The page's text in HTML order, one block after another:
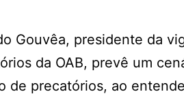
Gouvêa, presidente da
da OAB, prevê um
de precatórios, ao